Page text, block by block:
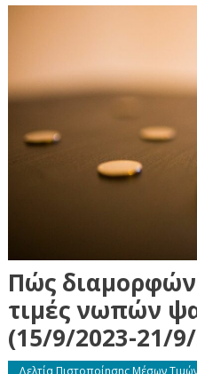
Πώς
τιμές νωπών
(15/9/2023-21/
Δελτία Πιστοποίησης Μέσων